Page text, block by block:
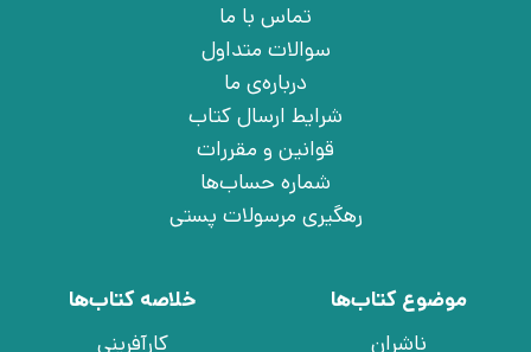
تماس با ما
سوالات متداول
درباره‌ی ما
شرایط ارسال کتاب
قوانین و مقررات
شماره حساب‌ها
رهگیری مرسولات پستی
موضوع کتاب‌ها
ناشران
خلاصه کتاب‌ها
کارآفرینی